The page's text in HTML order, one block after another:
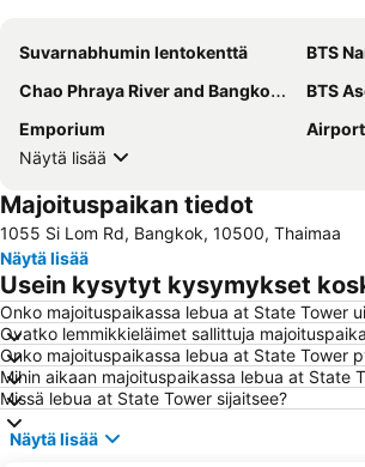
Suvarnabhumin lentokenttä BTS
Chao Phraya River and Bangkok Waterways Cruise including Wat Arun
BTS
Emporium
Airport
Näytä lisää
Majoituspaikan tiedot
1055 Si Lom Rd, Bangkok, 10500, Thaimaa
Näytä lisää
Usein kysytyt kysymykset
Onko majoituspaikassa lebua at State Tower
Ovatko lemmikkieläimet sallittuja
Onko majoituspaikassa lebua at State Tower
Mihin aikaan majoituspaikassa lebua at State
Missä lebua at State Tower sijaitsee?
Näytä lisää